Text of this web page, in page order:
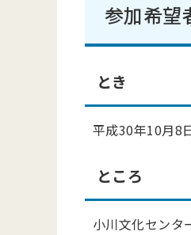
参加希望
とき
平成30年10月8
ところ
小川文化センタ